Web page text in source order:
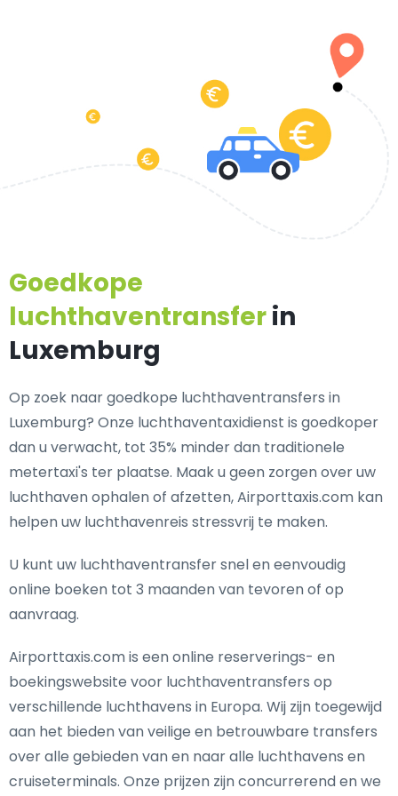
Goedkope
luchthaventransferin
Luxemburg
Op zoek naar goedkope luchthaventransfers in
Luxemburg? Onze luchthaventaxidienst is goedkoper
dan u verwacht, tot 35% minder dan traditionele
metertaxi's ter plaatse. Maak u geen zorgen over uw
luchthaven ophalen of afzetten, Airporttaxis.com kan
helpen uw luchthavenreis stressvrij te maken.
U kunt uw luchthaventransfer snel en eenvoudig
online boeken tot 3 maanden van tevoren of op
aanvraag.
Airporttaxis.com is een online reserverings- en
boekingswebsite voor luchthaventransfers op
verschillende luchthavens in Europa. Wij zijn toegewijd
aan het bieden van veilige en betrouwbare transfers
over alle gebieden van en naar alle luchthavens en
cruiseterminals. Onze prijzen zijn concurrerend en we